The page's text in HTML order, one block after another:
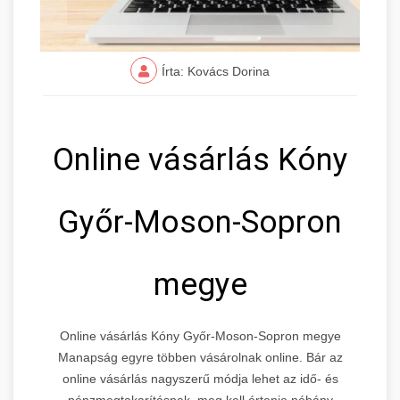
Írta: Kovács Dorina
Online vásárlás Kóny
Győr-Moson-Sopron
megye
Online vásárlás Kóny Győr-Moson-Sopron megye
Manapság egyre többen vásárolnak online. Bár az
online vásárlás nagyszerű módja lehet az idő- és